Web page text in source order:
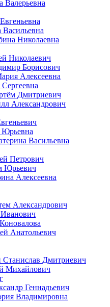
Валерьевна
Николаевна
Николаевич
Борисович
Алексеевна
Дмитриевич
Александрович
Юрьевна
Васильевна
Петрович
Юрьевич
Алексеевна
Александрович
Анатольевич
Дмитриевич
Михайлович
Геннадьевич
Владимировна